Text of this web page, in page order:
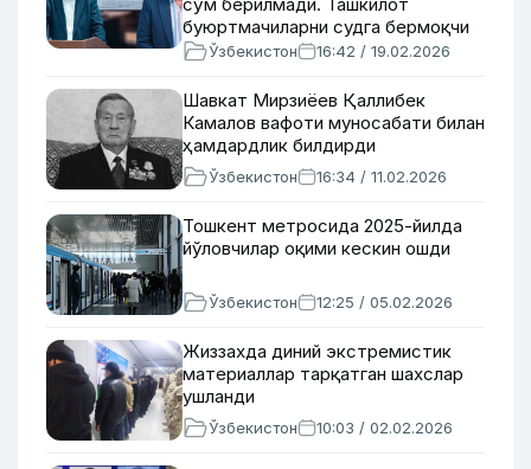
буюртмачиларни судга бермоқчи
Ўзбекистон 16:42 / 19.02.2026
Шавкат Мирзиёев Қаллибек
Камалов вафоти муносабати билан
ҳамдардлик билдирди
Ўзбекистон 16:34 / 11.02.2026
Тошкент метросида 2025-йилда
йўловчилар оқими кескин ошди
Ўзбекистон 12:25 / 05.02.2026
Жиззахда диний экстремистик
материаллар тарқатган шахслар
ушланди
Ўзбекистон 10:03 / 02.02.2026